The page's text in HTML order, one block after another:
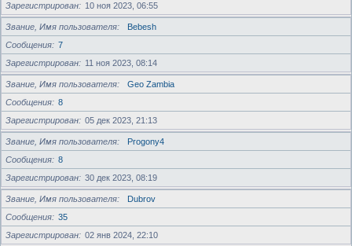
Зарегистрирован
10 ноя 2023, 06:55
Звание, Имя пользователя
Bebesh
Сообщения
7
Зарегистрирован
11 ноя 2023, 08:14
Звание, Имя пользователя
Geo Zambia
Сообщения
8
Зарегистрирован
05 дек 2023, 21:13
Звание, Имя пользователя
Progony4
Сообщения
8
Зарегистрирован
30 дек 2023, 08:19
Звание, Имя пользователя
Dubrov
Сообщения
35
Зарегистрирован
02 янв 2024, 22:10